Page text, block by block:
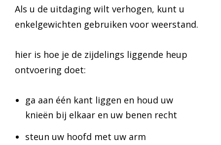
Als u de uitdaging wilt verhogen, kunt u
enkelgewichten gebruiken voor weerstand.
hier is hoe je de zijdelings liggende heup
ontvoering doet:
ga aan één kant liggen en houd uw
knieën bij elkaar en uw benen recht
steun uw hoofd met uw arm